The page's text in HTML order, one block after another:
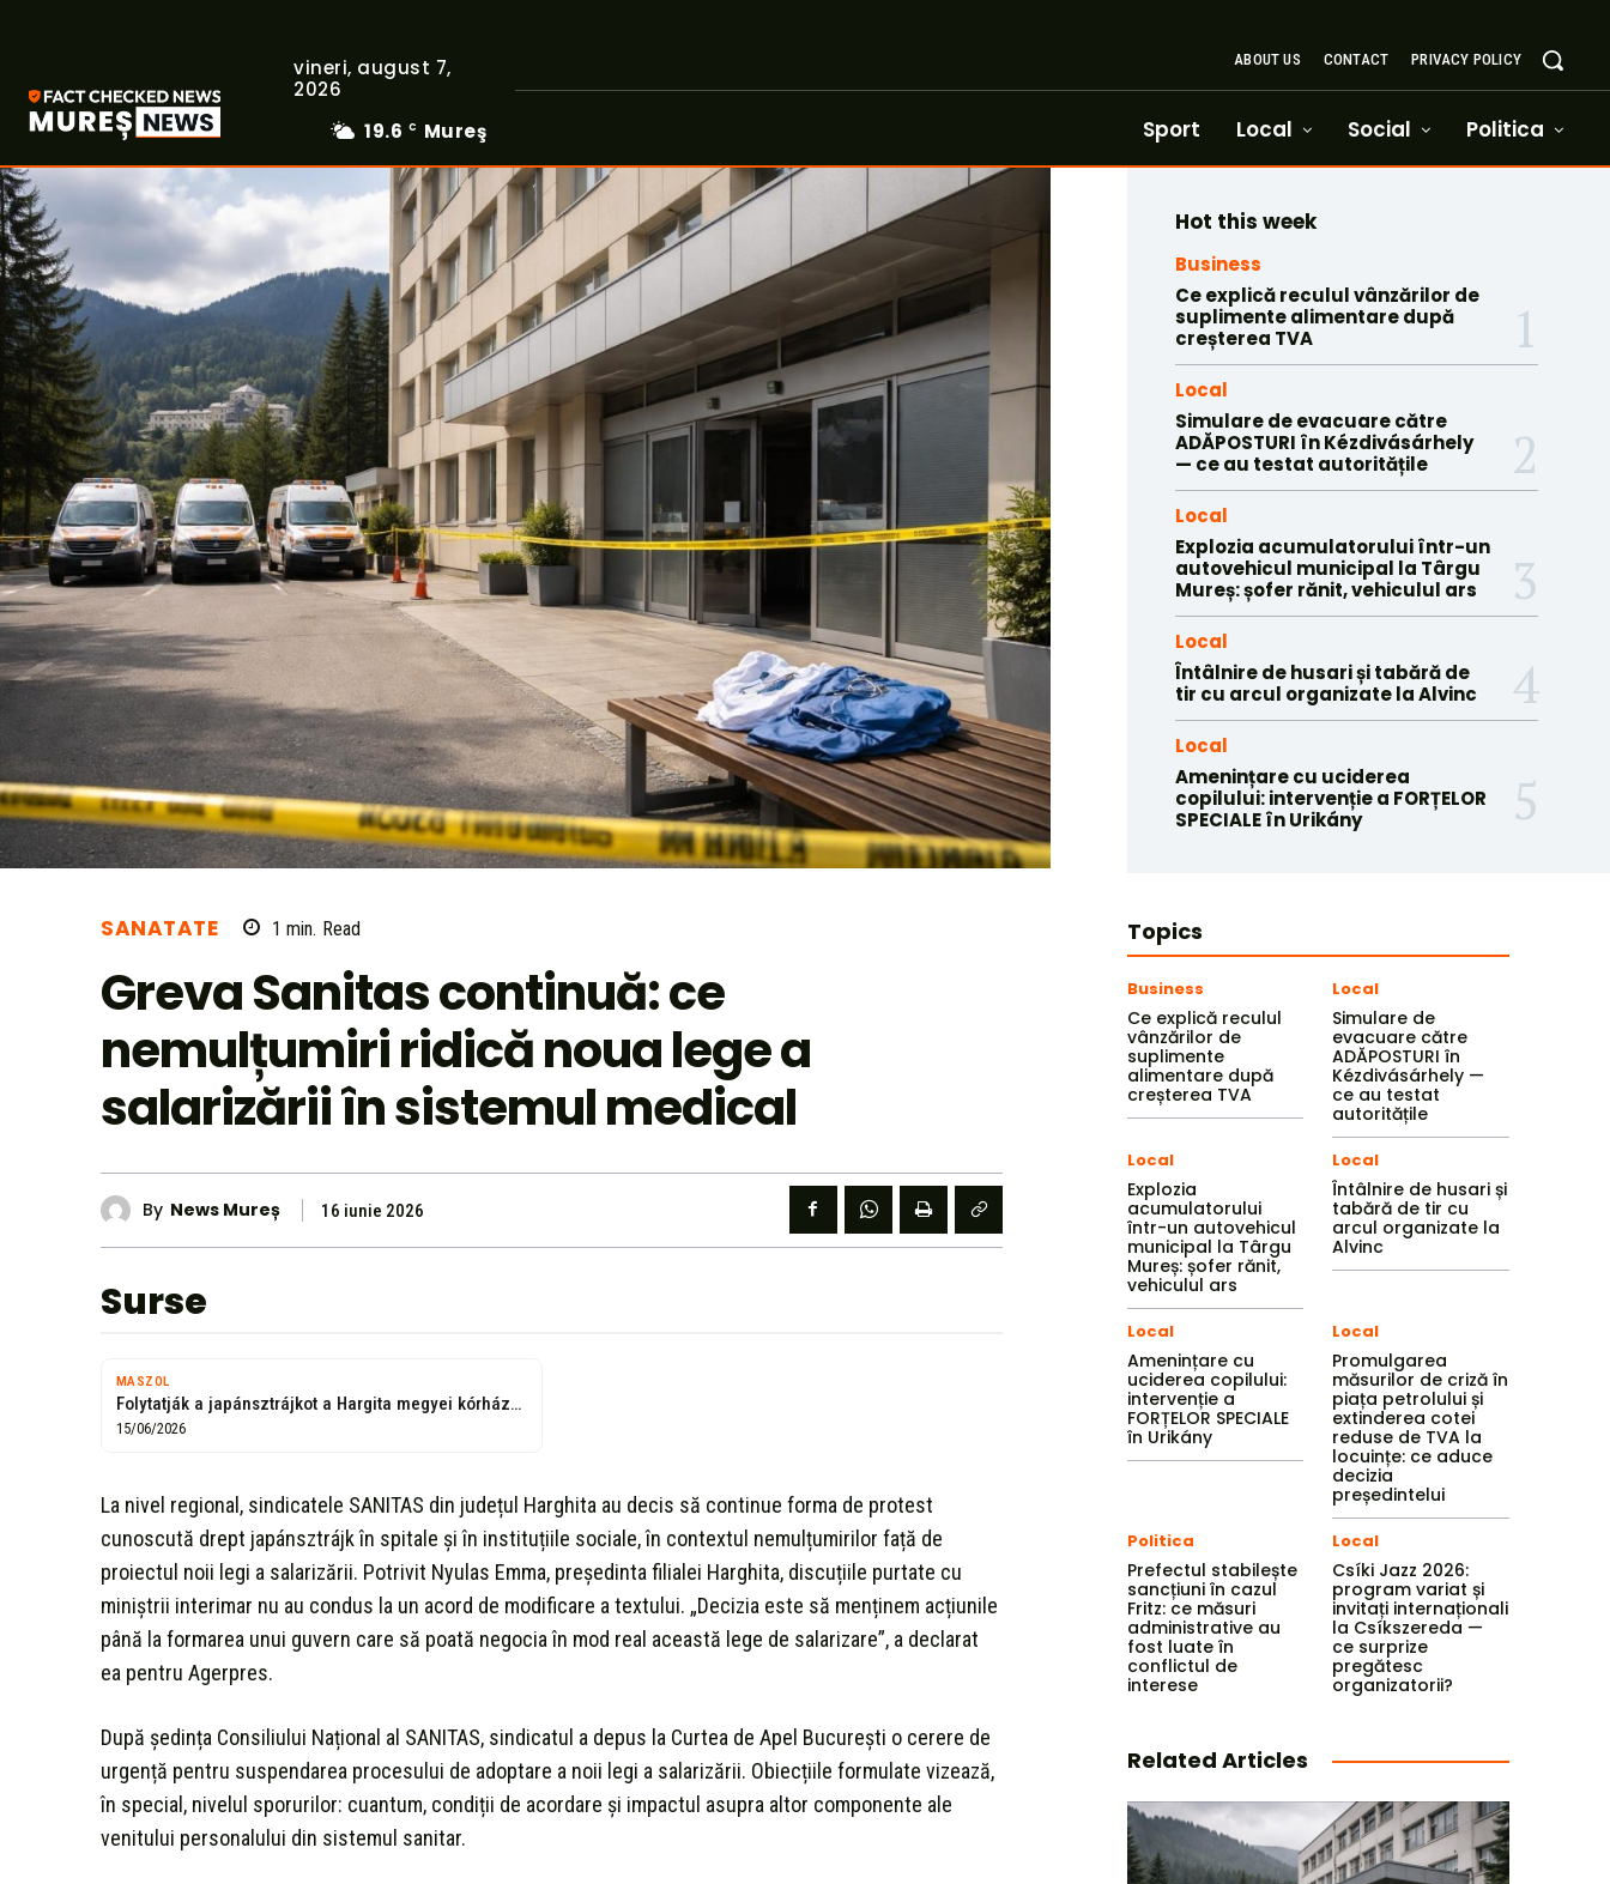
vineri, august 7,
2026
19.6 C Mureş
ABOUT US CONTACT PRIVACY POLICY
Sport Local Social Politica
SANATATE 1 min. Read
Greva Sanitas continuă: ce
nemulțumiri ridică noua lege a
salarizării în sistemul medical
By News Mureș 16 iunie 2026
Surse
MASZOL
Folytatják a japánsztrájkot a Hargita megyei kórházakban és a szociális intézményekben
15/06/2026
La nivel regional, sindicatele SANITAS din județul Harghita au decis să continue forma de protest
cunoscută drept japánsztrájk în spitale și în instituțiile sociale, în contextul nemulțumirilor față de
proiectul noii legi a salarizării. Potrivit Nyulas Emma, președinta filialei Harghita, discuțiile purtate cu
miniștrii interimar nu au condus la un acord de modificare a textului. „Decizia este să menținem acțiunile
până la formarea unui guvern care să poată negocia în mod real această lege de salarizare”, a declarat
ea pentru Agerpres.
După ședința Consiliului Național al SANITAS, sindicatul a depus la Curtea de Apel București o cerere de
urgență pentru suspendarea procesului de adoptare a noii legi a salarizării. Obiecțiile formulate vizează,
în special, nivelul sporurilor: cuantum, condiții de acordare și impactul asupra altor componente ale
venitului personalului din sistemul sanitar.
Hot this week
Business
Ce explică reculul vânzărilor de
suplimente alimentare după
creșterea TVA
Local
Simulare de evacuare către
ADĂPOSTURI în Kézdivásárhely
— ce au testat autoritățile
Local
Explozia acumulatorului într-un
autovehicul municipal la Târgu
Mureș: șofer rănit, vehiculul ars
Local
Întâlnire de husari și tabără de
tir cu arcul organizate la Alvinc
Local
Amenințare cu uciderea
copilului: intervenție a FORȚELOR
SPECIALE în Urikány
Topics
Business
Ce explică reculul
vânzărilor de
suplimente
alimentare după
creșterea TVA
Local
Simulare de
evacuare către
ADĂPOSTURI în
Kézdivásárhely —
ce au testat
autoritățile
Local
Explozia
acumulatorului
într-un autovehicul
municipal la Târgu
Mureș: șofer rănit,
vehiculul ars
Local
Întâlnire de husari și
tabără de tir cu
arcul organizate la
Alvinc
Local
Amenințare cu
uciderea copilului:
intervenție a
FORȚELOR SPECIALE
în Urikány
Local
Promulgarea
măsurilor de criză în
piața petrolului și
extinderea cotei
reduse de TVA la
locuințe: ce aduce
decizia
președintelui
Politica
Prefectul stabilește
sancțiuni în cazul
Fritz: ce măsuri
administrative au
fost luate în
conflictul de
interese
Local
Csíki Jazz 2026:
program variat și
invitați internaționali
la Csíkszereda —
ce surprize
pregătesc
organizatorii?
Related Articles